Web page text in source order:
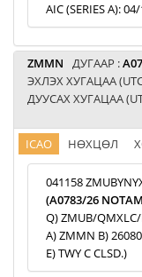
AIC (SERIES A):
ZMMN ДУГААР :
ЭХЛЭХ ХУГАЦАА
ДУУСАХ ХУГАЦАА
ICAO НӨХЦӨЛ
041158
(A0783/26
Q) ZMUB/
A) ZMMN B)
E) TWY C CLSD.)